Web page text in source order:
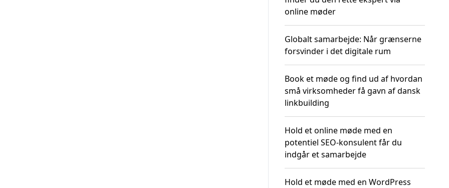
online møder
Globalt samarbejde: Når grænserne
forsvinder i det digitale rum
Book et møde og find ud af hvordan
små virksomheder få gavn af dansk
linkbuilding
Hold et online møde med en
potentiel SEO-konsulent får du
indgår et samarbejde
Hold et møde med en WordPress